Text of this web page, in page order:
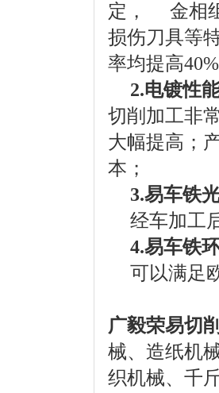
定， 金相
损伤刀具等
率均提高
2.电镀性
切削加工非
大幅提高；
本；
3.易车铁
经车加工
4.易车铁
可以满足
广毅荣易切
械、造纸机
织机械、千